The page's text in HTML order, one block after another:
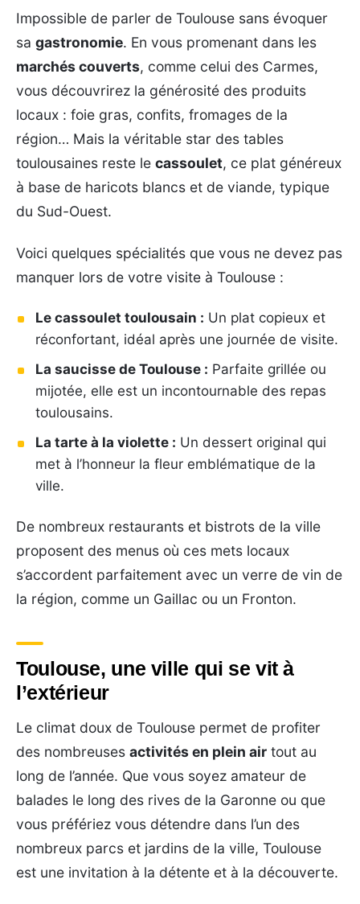
Impossible de parler de Toulouse sans évoquer
sa gastronomie. En vous promenant dans les
marchés couverts, comme celui des Carmes,
vous découvrirez la générosité des produits
locaux : foie gras, confits, fromages de la
région… Mais la véritable star des tables
toulousaines reste le cassoulet, ce plat généreux
à base de haricots blancs et de viande, typique
du Sud-Ouest.
Voici quelques spécialités que vous ne devez pas
manquer lors de votre visite à Toulouse :
Le cassoulet toulousain : Un plat copieux et
réconfortant, idéal après une journée de visite.
La saucisse de Toulouse : Parfaite grillée ou
mijotée, elle est un incontournable des repas
toulousains.
La tarte à la violette : Un dessert original qui
met à l’honneur la fleur emblématique de la
ville.
De nombreux restaurants et bistrots de la ville
proposent des menus où ces mets locaux
s’accordent parfaitement avec un verre de vin de
la région, comme un Gaillac ou un Fronton.
Toulouse, une ville qui se vit à
l’extérieur
Le climat doux de Toulouse permet de profiter
des nombreuses activités en plein air tout au
long de l’année. Que vous soyez amateur de
balades le long des rives de la Garonne ou que
vous préfériez vous détendre dans l’un des
nombreux parcs et jardins de la ville, Toulouse
est une invitation à la détente et à la découverte.